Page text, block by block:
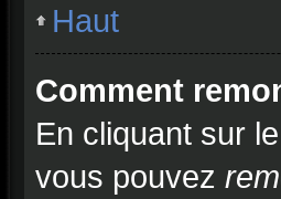
Haut
Comment
En cliquant sur
vous pouvez